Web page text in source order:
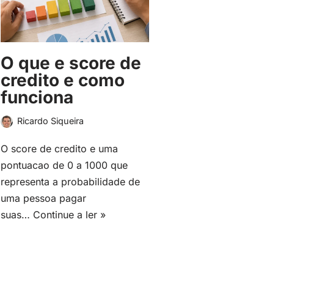
O que e score de
credito e como
funciona
Ricardo Siqueira
O score de credito e uma
pontuacao de 0 a 1000 que
representa a probabilidade de
uma pessoa pagar
suas… Continue a ler »